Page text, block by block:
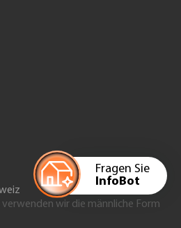
Fragen Sie
InfoBot
verwenden wir die männliche Form